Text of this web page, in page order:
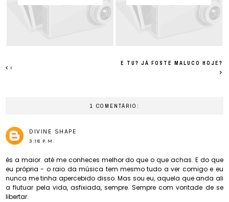
E TU? JÁ FOSTE MALUCO HOJE?
1 COMENTÁRIO:
DIVINE SHAPE
3:18 P.M.
és a maior. até me conheces melhor do que o que achas. E do que
eu própria - o raio da música tem mesmo tudo a ver comigo e eu
nunca me tinha apercebido disso. Mas sou eu, aquela que anda ali
a flutuar pela vida, asfixiada, sempre. Sempre com vontade de se
libertar.